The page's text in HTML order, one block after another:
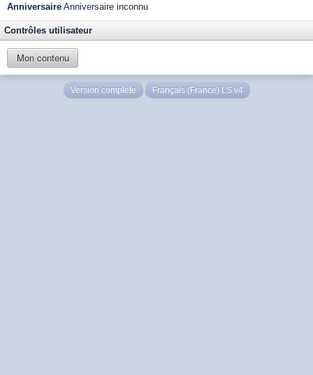
Anniversaire Anniversaire inconnu
Contrôles utilisateur
Mon contenu
Version complète Français (France) LS v4